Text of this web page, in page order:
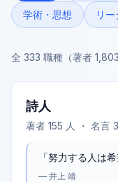
学術・思想 リ
全 333 職種（著者 1,803
詩人
著者 155 人 ・ 名言
「努力する人は
— 井上 靖